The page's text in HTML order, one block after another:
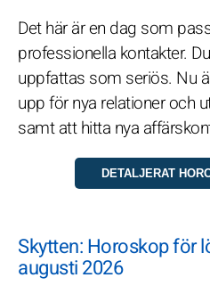
Det här är en dag som
professionella kontakter.
uppfattas som seriös. Nu
upp för nya relationer och
samt att hitta nya
Skytten: Horoskop för
augusti 2026